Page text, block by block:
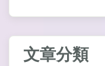
文章分類